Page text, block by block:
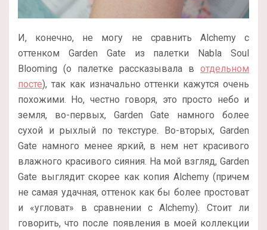
И, конечно, не могу не сравнить Alchemy с
оттенком Garden Gate из палетки Nabla Soul
Blooming (о палетке рассказывала в отдельном
посте), так как изначально оттенки кажутся очень
похожими. Но, честно говоря, это просто небо и
земля, во-первых, Garden Gate намного более
сухой и рыхлый по текстуре. Во-вторых, Garden
Gate намного менее яркий, в нем нет красивого
влажного красивого сияния. На мой взгляд, Garden
Gate выглядит скорее как копия Alchemy (причем
не самая удачная, оттенок как бы более простоват
и «угловат» в сравнении с Alchemy). Стоит ли
говорить, что после появления в моей коллекции